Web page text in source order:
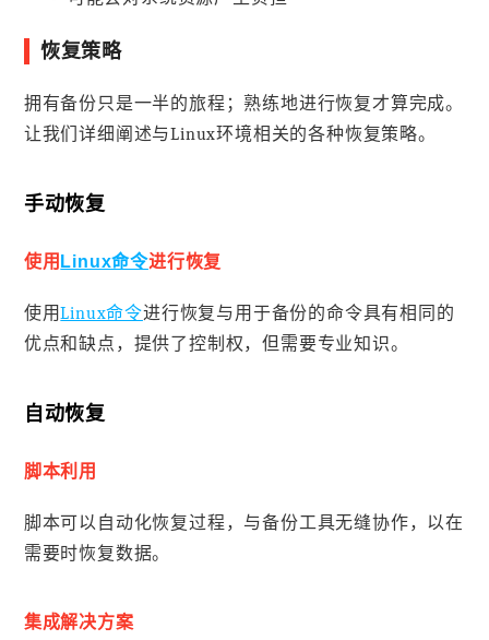
恢复策略
拥有备份只是一半的旅程；熟练地进行恢复才算完成。
让我们详细阐述与Linux环境相关的各种恢复策略。
手动恢复
使用 Linux命令进行恢复
使用Linux命令进行恢复与用于备份的命令具有相同的
优点和缺点，提供了控制权，但需要专业知识。
自动恢复
脚本利用
脚本可以自动化恢复过程，与备份工具无缝协作，以在
需要时恢复数据。
集成解决方案